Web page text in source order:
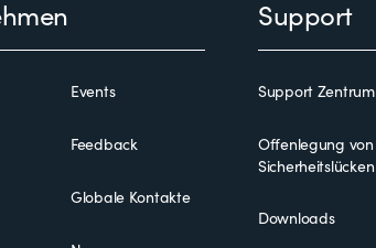
Events
Feedback
Globale Kontakte
Support
Support Zentrum
Offenlegung von
Sicherheitslücken
Downloads